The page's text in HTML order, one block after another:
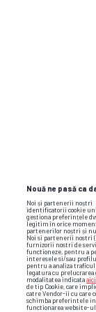
Nouă ne pasă ca
Noi și partenerii noștri
identificatorii cookie
gestiona preferințele
legitim în orice
partenerilor noștri și nu
Noi si partenerii nostri
furnizorii nostri de
functioneze, pentru a
interesele si/sau
pentru a analiza
legatura cu
modalitatea indicataaici
de tip Cookie, care
catre Vendor-ii cu care
schimba preferintele
functionarea website-